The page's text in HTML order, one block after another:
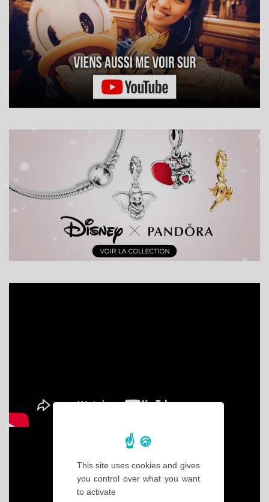
This site uses cookies and gives
you control over what you want
to activate